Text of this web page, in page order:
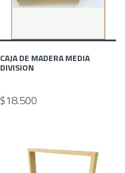
CAJA DE MADERA MEDIA
DIVISION
$18.500